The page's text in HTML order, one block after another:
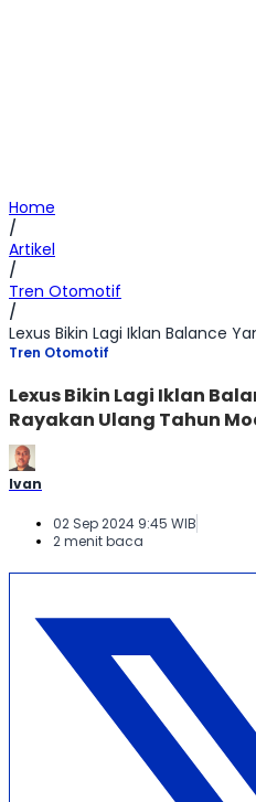
Home
/
Artikel
/
Tren Otomotif
/
Tren Otomotif
Lexus Bikin Lagi Iklan
Rayakan Ulang Tahun
Ivan
02 Sep 2024 9:45 WIB
2 menit baca